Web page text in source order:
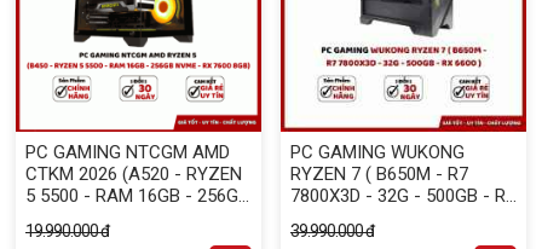
PC GAMING NTCGM AMD
CTKM 2026 (A520 - RYZEN
5 5500 - RAM 16GB - 256GB
19.990.000 đ
PC GAMING WUKONG
RYZEN 7 ( B650M - R7
7800X3D - 32G - 500GB - RX
39.990.000 đ